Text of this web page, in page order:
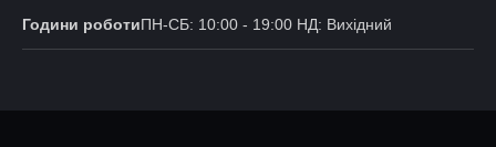
Години роботиПН-СБ: 10:00 - 19:00 НД: Вихідний